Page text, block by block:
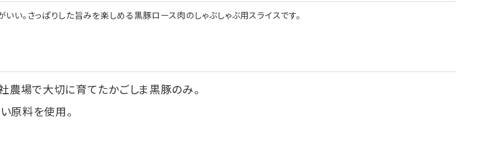
い。さっぱりした旨みを楽しめる黒豚ロース肉のしゃぶしゃぶ用スライスです。
場で大切に育てたかごしま黒豚のみ。
原料を使用。